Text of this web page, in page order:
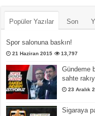
Popüler Yazılar Son
Spor salonuna baskın!
21 Haziran 2015 13,797
Gündeme
sahte
23 Aralık
Sigaraya